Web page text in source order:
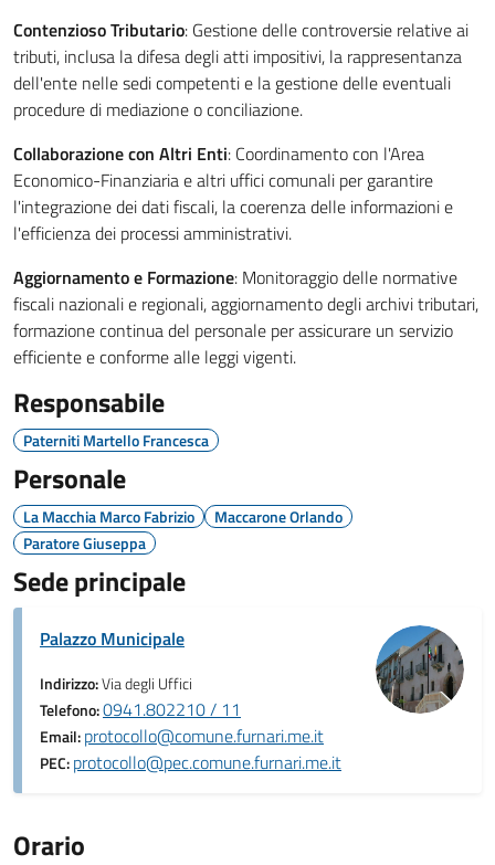
Contenzioso Tributario: Gestione delle controversie relative ai
tributi, inclusa la difesa degli atti impositivi, la rappresentanza
dell'ente nelle sedi competenti e la gestione delle eventuali
procedure di mediazione o conciliazione.
Collaborazione con Altri Enti: Coordinamento con l'Area
Economico-Finanziaria e altri uffici comunali per garantire
l'integrazione dei dati fiscali, la coerenza delle informazioni e
l'efficienza dei processi amministrativi.
Aggiornamento e Formazione: Monitoraggio delle normative
fiscali nazionali e regionali, aggiornamento degli archivi tributari,
formazione continua del personale per assicurare un servizio
efficiente e conforme alle leggi vigenti.
Responsabile
Paterniti Martello Francesca
Personale
La Macchia Marco Fabrizio
Maccarone Orlando
Paratore Giuseppa
Sede principale
Palazzo Municipale
Indirizzo:Via degli Uffici
Telefono:0941.802210 / 11
Email:protocollo@comune.furnari.me.it
PEC:protocollo@pec.comune.furnari.me.it
Orario